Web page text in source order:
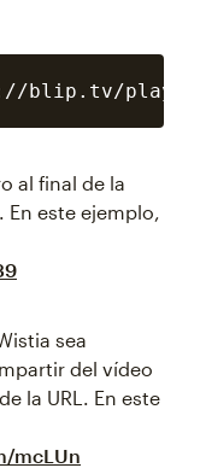
al final de la
En este ejemplo,
sea
del vídeo
la URL. En este
mcLUn